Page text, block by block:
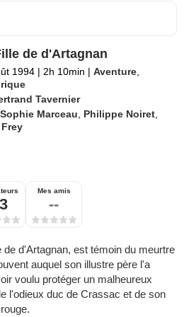
de d'Artagnan
1994 | 2h 10min | Aventure,
Tavernier
Sophie Marceau, Philippe Noiret,
Mes amis
--
de d'Artagnan, est témoin du meurtre
auquel son illustre père l'a
voulu protéger un malheureux
l'odieux duc de Crassac et de son